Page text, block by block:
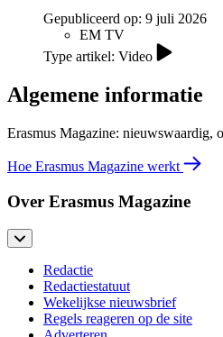
Gepubliceerd op: 9 juli 2026
EM TV
Type artikel: Video
Algemene informatie
Erasmus Magazine: nieuwswaardig,
Hoe Erasmus Magazine werkt
Over Erasmus Magazine
Redactie
Redactiestatuut
Wekelijkse nieuwsbrief
Regels reageren op de site